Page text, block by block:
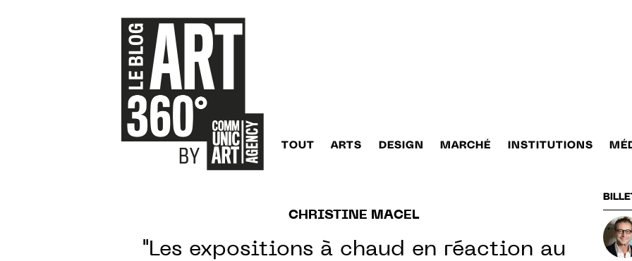
TOUT ARTS DESIGN MARCHÉ INSTITUTIONS
CHRISTINE MACEL
"Les expositions à chaud en réaction au